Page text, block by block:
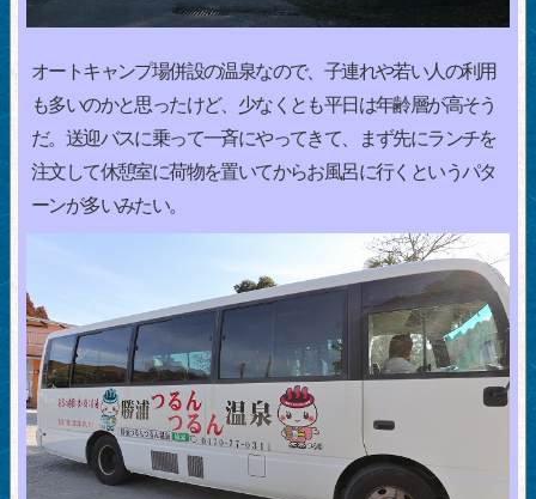
オートキャンプ場併設の温泉なので、子連れや若い人の利用
も多いのかと思ったけど、少なくとも平日は年齢層が高そう
だ。送迎バスに乗って一斉にやってきて、まず先にランチを
注文して休憩室に荷物を置いてからお風呂に行くというパタ
ーンが多いみたい。